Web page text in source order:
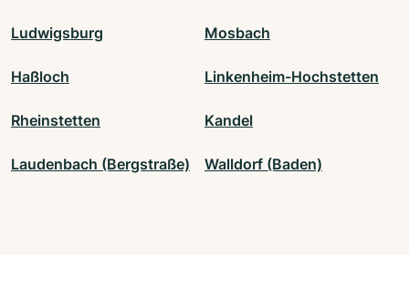
Ludwigsburg Mosbach
Haßloch Linkenheim-Hochstetten
Rheinstetten Kandel
Laudenbach (Bergstraße) Walldorf (Baden)